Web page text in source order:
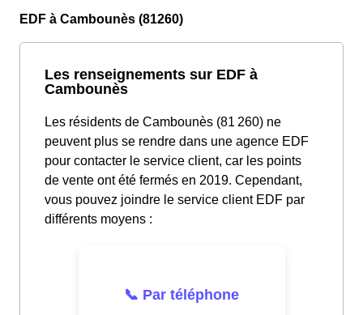
EDF à Cambounès (81260)
Les renseignements sur EDF à
Cambounès
Les résidents de Cambounès (81 260) ne
peuvent plus se rendre dans une agence EDF
pour contacter le service client, car les points
de vente ont été fermés en 2019. Cependant,
vous pouvez joindre le service client EDF par
différents moyens :
📞 Par téléphone